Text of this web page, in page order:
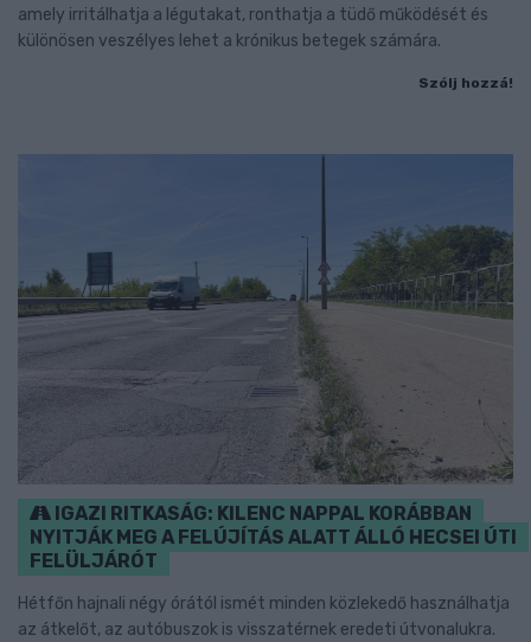
amely irritálhatja a légutakat, ronthatja a tüdő működését és
különösen veszélyes lehet a krónikus betegek számára.
Szólj hozzá!
IGAZI RITKASÁG: KILENC NAPPAL KORÁBBAN
NYITJÁK MEG A FELÚJÍTÁS ALATT ÁLLÓ HECSEI ÚTI
FELÜLJÁRÓT
Hétfőn hajnali négy órától ismét minden közlekedő használhatja
az átkelőt, az autóbuszok is visszatérnek eredeti útvonalukra.